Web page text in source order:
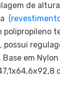
de
polipropileno
possui
em